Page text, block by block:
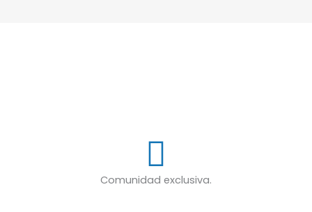
Comunidad exclusiva.